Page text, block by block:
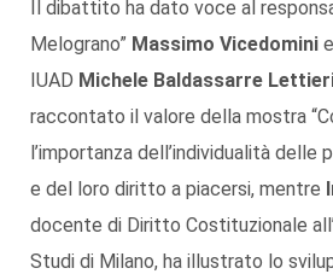
Il dibattito ha dato voce al
Melograno” Massimo Vicedomini
IUAD Michele Baldassarre
raccontato il valore della mostra
l’importanza dell’individualità delle
e del loro diritto a piacersi, mentre
docente di Diritto Costituzionale
Studi di Milano, ha illustrato lo